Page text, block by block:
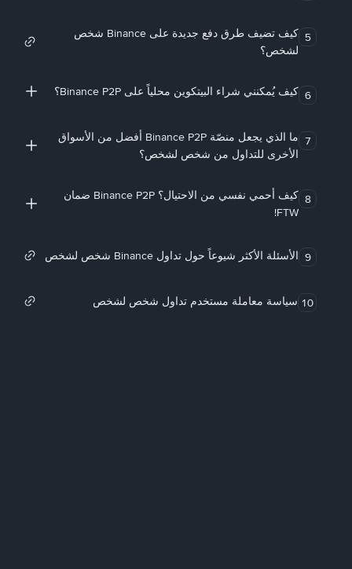
5
كيف تضيف طرق دفع جديدة على Binance شخص
لشخص؟
6 كيف يُمكنني شراء البيتكوين محلياً على Binance P2P؟
7
ما الذي يجعل منصّة Binance P2P أفضل من الأسواق
الأخرى للتداول من شخص لشخص؟
8
كيف أحمي نفسي من الاحتيال؟ Binance P2P ضمان
FTW!
9 الأسئلة الأكثر شيوعاً حول تداول Binance شخص لشخص
10 سياسة معاملة مستخدم تداول شخص لشخص